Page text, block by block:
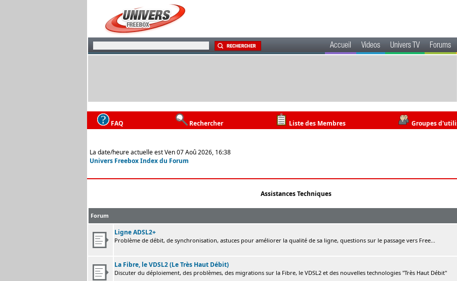
Accueil Videos Univers TV Forums
FAQ Rechercher Liste des Membres Groupes
La date/heure actuelle est Ven 07 Aoû 2026, 16:38
Univers Freebox Index du Forum
Assistances Techniques
Forum
Ligne ADSL2+
Problème de débit, de synchronisation, astuces pour améliorer la qualité de sa ligne, questions sur le passage vers Free...
La Fibre, le VDSL2 (Le Très Haut Débit)
Discuter du déploiement, des problèmes, des migrations sur la Fibre, le VDSL2 et des nouvelles technologies "Très Haut Débit"